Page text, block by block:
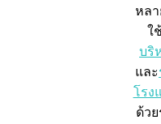
หลา
ใ
บริ
และ
โรง
ด้ว